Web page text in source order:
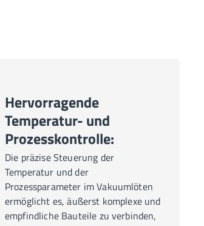
Hervorragende
Temperatur- und
Prozesskontrolle:
Die präzise Steuerung der
Temperatur und der
Prozessparameter im Vakuumlöten
ermöglicht es, äußerst komplexe und
empfindliche Bauteile zu verbinden,